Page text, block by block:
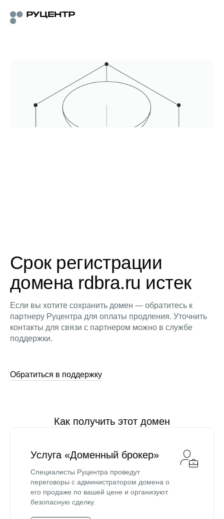
Срок регистрации
домена rdbra.ru истек
Если вы хотите сохранить домен — обратитесь к
партнеру Руцентра для оплаты продления. Уточнить
контакты для связи с партнером можно в службе
поддержки.
Обратиться в поддержку
Как получить этот домен
Услуга «Доменный брокер»
Специалисты Руцентра проведут
переговоры с администратором домена о
его продаже по вашей цене и организуют
безопасную сделку.